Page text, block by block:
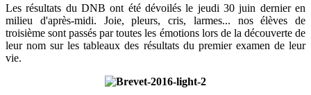
Les résultats du DNB ont été dévoilés le jeudi 30 juin dernier en
milieu d'après-midi. Joie, pleurs, cris, larmes... nos élèves de
troisième sont passés par toutes les émotions lors de la découverte de
leur nom sur les tableaux des résultats du premier examen de leur
vie.